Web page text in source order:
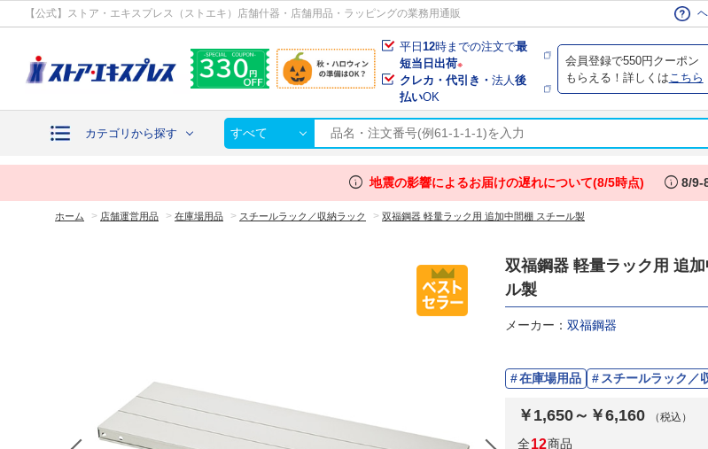
【公式】ストア・エキスプレス（ストエキ）店舗什器・店舗用品・ラッピングの業務用通販
平日12時までの注文で最
短当日出荷※
クレカ・代引き・法人後
払いOK
会員登録で550円クーポン
もらえる！詳しくは こちら
カテゴリから探す すべて
info 地震の影響によるお届けの遅れについて(8/5時点) info 8/9-
ホーム > 店舗運営用品 > 在庫場用品 > スチールラック／収納ラック > 双福鋼器 軽量ラック用 追加中間棚 スチール製
双福鋼器 軽量ラック用 追
ル製
メーカー： 双福鋼器
在庫場用品 スチールラック／
￥1,650～￥6,160 （税込）
全12商品